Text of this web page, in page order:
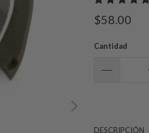
$58.00
Cantidad
DESCRIPCIÓN